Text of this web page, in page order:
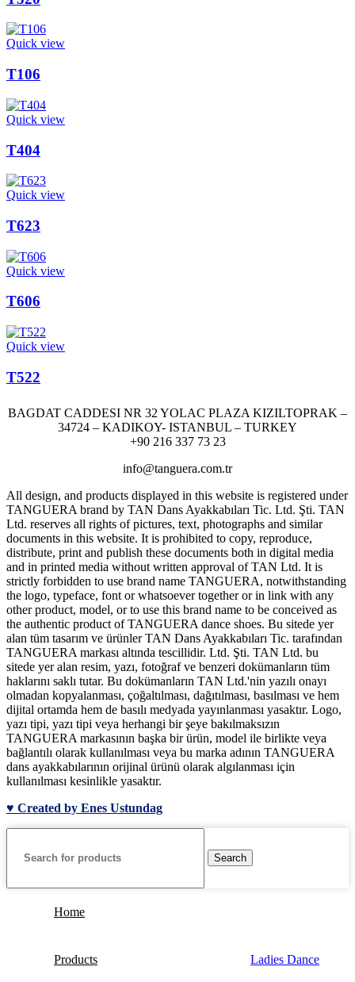
Quick view
T106
Quick view
T404
Quick view
T623
Quick view
T606
Quick view
T522
BAGDAT CADDESI NR 32 YOLAC PLAZA KIZILTOPRAK –
34724 – KADIKOY- ISTANBUL – TURKEY
+90 216 337 73 23
info@tanguera.com.tr
All design, and products displayed in this website is registered under
TANGUERA brand by TAN Dans Ayakkabıları Tic. Ltd. Şti. TAN
Ltd. reserves all rights of pictures, text, photographs and similar
documents in this website. It is prohibited to copy, reproduce,
distribute, print and publish these documents both in digital media
and in printed media without written approval of TAN Ltd. It is
strictly forbidden to use brand name TANGUERA, notwithstanding
the logo, typeface, font or whatsoever together or in link with any
other product, model, or to use this brand name to be conceived as
the authentic product of TANGUERA dance shoes. Bu sitede yer
alan tüm tasarım ve ürünler TAN Dans Ayakkabıları Tic. tarafından
TANGUERA markası altında tescillidir. Ltd. Şti. TAN Ltd. bu
sitede yer alan resim, yazı, fotoğraf ve benzeri dokümanların tüm
haklarını saklı tutar. Bu dokümanların TAN Ltd.'nin yazılı onayı
olmadan kopyalanması, çoğaltılması, dağıtılması, basılması ve hem
dijital ortamda hem de basılı medyada yayınlanması yasaktır. Logo,
yazı tipi, yazı tipi veya herhangi bir şeye bakılmaksızın
TANGUERA markasının başka bir ürün, model ile birlikte veya
bağlantılı olarak kullanılması veya bu marka adının TANGUERA
dans ayakkabılarının orijinal ürünü olarak algılanması için
kullanılması kesinlikle yasaktır.
♥ Created by Enes Ustundag
Search
Home
Products Ladies Dance